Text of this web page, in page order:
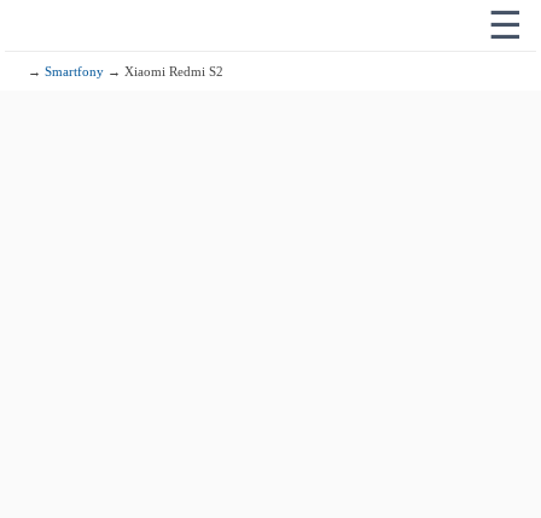
☰
→Smartfony → Xiaomi Redmi S2